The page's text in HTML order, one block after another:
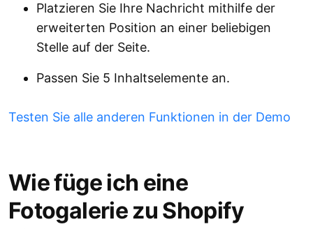
Platzieren Sie Ihre Nachricht mithilfe der
erweiterten Position an einer beliebigen
Stelle auf der Seite.
Passen Sie 5 Inhaltselemente an.
Testen Sie alle anderen Funktionen in der Demo
Wie füge ich eine
Fotogalerie zu Shopify